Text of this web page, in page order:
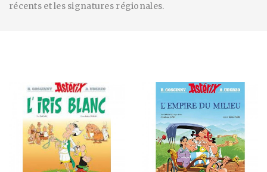
récents et les signatures régionales.